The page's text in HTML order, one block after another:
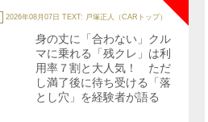
2026年08月07日 TEXT: 戸塚正人（CARトップ）
身の丈に「合わない」クル
マに乗れる「残クレ」は利
用率７割と大人気！ ただ
し満了後に待ち受ける「落
とし穴」を経験者が語る